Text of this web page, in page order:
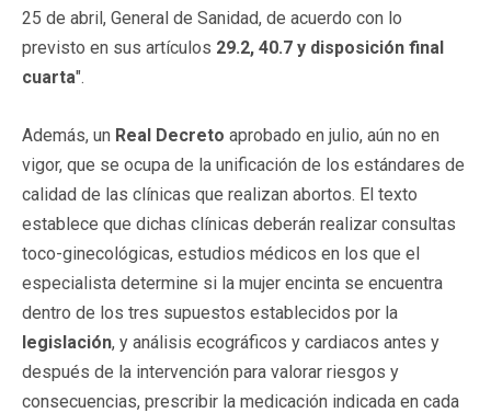
25 de abril, General de Sanidad, de acuerdo con lo
previsto en sus artículos 29.2, 40.7 y disposición final
cuarta".
Además, un Real Decreto aprobado en julio, aún no en
vigor, que se ocupa de la unificación de los estándares de
calidad de las clínicas que realizan abortos. El texto
establece que dichas clínicas deberán realizar consultas
toco-ginecológicas, estudios médicos en los que el
especialista determine si la mujer encinta se encuentra
dentro de los tres supuestos establecidos por la
legislación, y análisis ecográficos y cardiacos antes y
después de la intervención para valorar riesgos y
consecuencias, prescribir la medicación indicada en cada